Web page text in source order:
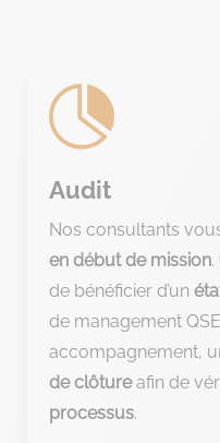

Audit
Nos consultants
en début de mission
de bénéficier d’un
de management
accompagnement,
de clôtureafin de
processus.